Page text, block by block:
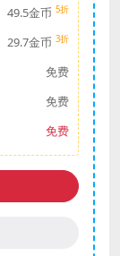
49.5金币 5折
29.7金币 3折
免费
免费
免费